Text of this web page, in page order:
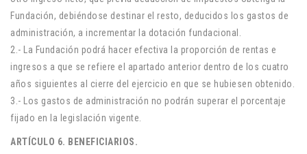
Fundación, debiéndose destinar el resto, deducidos los gastos de
administración, a incrementar la dotación fundacional.
2.- La Fundación podrá hacer efectiva la proporción de rentas e
ingresos a que se refiere el apartado anterior dentro de los cuatro
años siguientes al cierre del ejercicio en que se hubiesen obtenido.
3.- Los gastos de administración no podrán superar el porcentaje
fijado en la legislación vigente.
ARTÍCULO 6. BENEFICIARIOS.